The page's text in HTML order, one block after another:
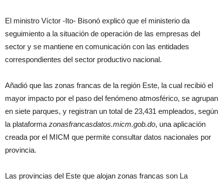
El ministro Víctor -Ito- Bisonó explicó que el ministerio da
seguimiento a la situación de operación de las empresas del
sector y se mantiene en comunicación con las entidades
correspondientes del sector productivo nacional.
Añadió que las zonas francas de la región Este, la cual recibió el
mayor impacto por el paso del fenómeno atmosférico, se agrupan
en siete parques, y registran un total de 23,431 empleados, según
la plataforma zonasfrancasdatos.micm.gob.do, una aplicación
creada por el MICM que permite consultar datos nacionales por
provincia.
Las provincias del Este que alojan zonas francas son La